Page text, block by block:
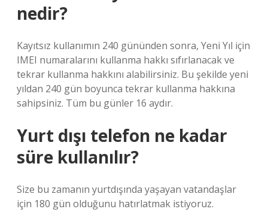
nedir?
Kayıtsız kullanımın 240 gününden sonra, Yeni Yıl için
IMEI numaralarını kullanma hakkı sıfırlanacak ve
tekrar kullanma hakkını alabilirsiniz. Bu şekilde yeni
yıldan 240 gün boyunca tekrar kullanma hakkına
sahipsiniz. Tüm bu günler 16 aydır.
Yurt dışı telefon ne kadar
süre kullanılır?
Size bu zamanın yurtdışında yaşayan vatandaşlar
için 180 gün olduğunu hatırlatmak istiyoruz.